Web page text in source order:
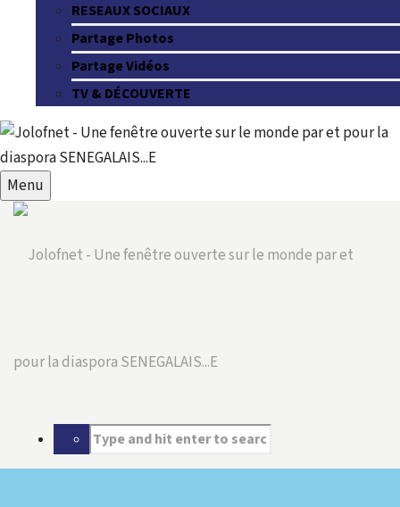
RESEAUX SOCIAUX
Partage Photos
Partage Vidéos
TV & DÉCOUVERTE
Menu